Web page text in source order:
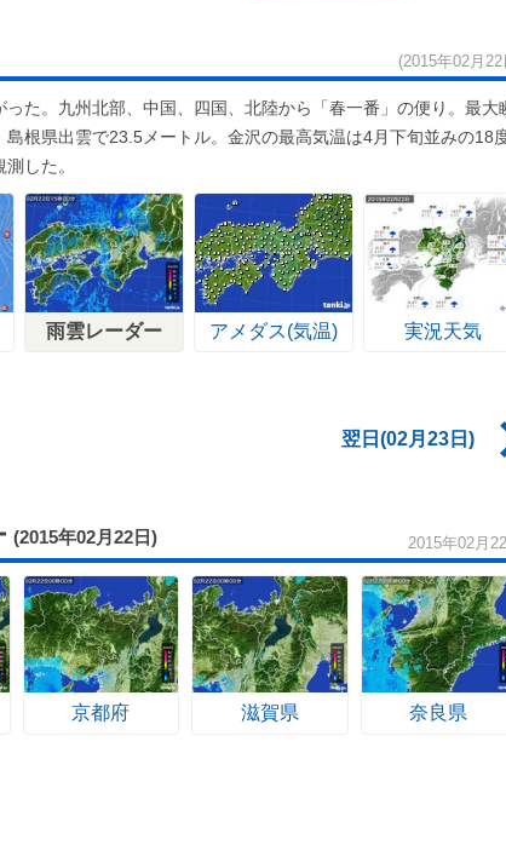
(2015年02月22
た。九州北部、中国、四国、北陸から「春一番」の便り。最大
根県出雲で23.5メートル。金沢の最高気温は4月下旬並みの18
した。
雨雲レーダー アメダス(気温) 実況天気
翌日(02月23日)
(2015年02月22日) 2015年02月
京都府 滋賀県 奈良県